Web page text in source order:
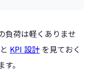
負荷は軽くありませ
と KPI 設計 を見ておく
。